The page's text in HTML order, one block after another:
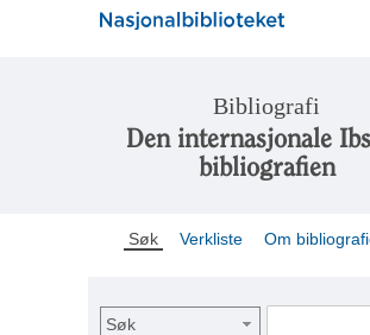
Bibliografi
Den internasjonale
bibliografien
Søk Verkliste Om
Søk